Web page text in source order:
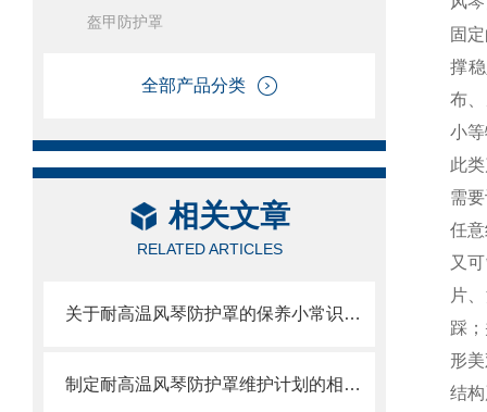
盔甲防护罩
全部产品分类
相关文章
RELATED ARTICLES
关于耐高温风琴防护罩的保养小常识介绍
制定耐高温风琴防护罩维护计划的相关策略
固
撑
布
小
此
需
任
又
片
踩
形
结